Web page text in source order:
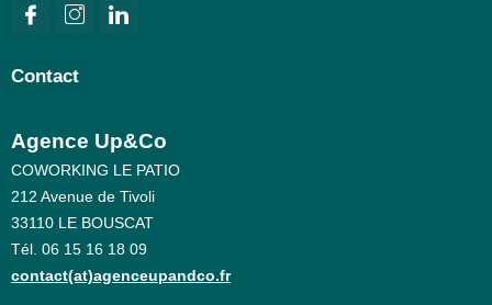
Contact
Agence Up&Co
COWORKING LE PATIO
212 Avenue de Tivoli
33110 LE BOUSCAT
Tél. 06 15 16 18 09
contact(at)agenceupandco.fr